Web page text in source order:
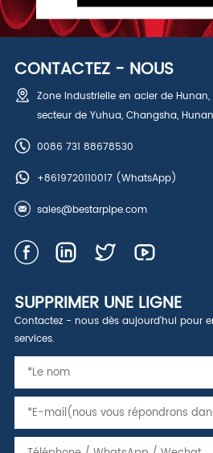
CONTACTEZ - NOUS
Zone industrielle en acier de
secteur de Yuhua, Changsha,
0086 731 88678530
+8619720110017(WhatsApp)
sales@bestarpipe.com
SUPPRIMER UNE LIGNE
Contactez - nous dès aujourd'hui pour
services.